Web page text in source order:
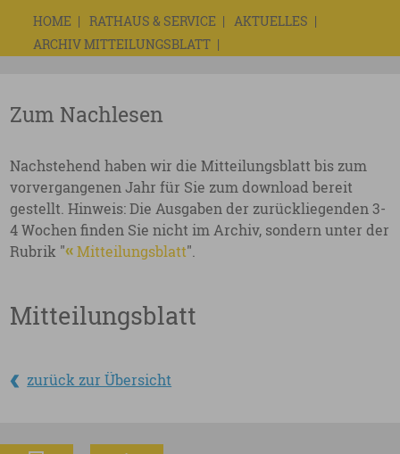
HOME RATHAUS & SERVICE
AKTUELLES
ARCHIV MITTEILUNGSBLATT
Zum Nachlesen
Nachstehend haben wir die Mitteilungsblatt bis zum
vorvergangenen Jahr für Sie zum download bereit
gestellt. Hinweis: Die Ausgaben der zurückliegenden 3-
4 Wochen finden Sie nicht im Archiv, sondern unter der
Rubrik " Mitteilungsblatt".
Mitteilungsblatt
zurück zur Übersicht